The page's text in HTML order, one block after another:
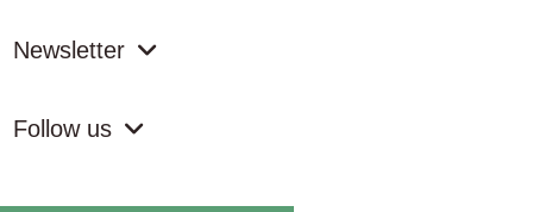
Newsletter
Follow us